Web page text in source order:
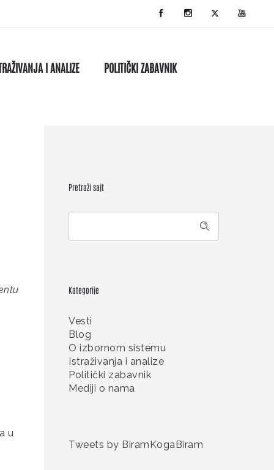
I ANALIZE POLITIČKI ZABAVNIK
u
Pretraži sajt
Kategorije
Vesti
Blog
O izbornom sistemu
Istraživanja i analize
Politički zabavnik
Mediji o nama
Tweets by BiramKogaBiram